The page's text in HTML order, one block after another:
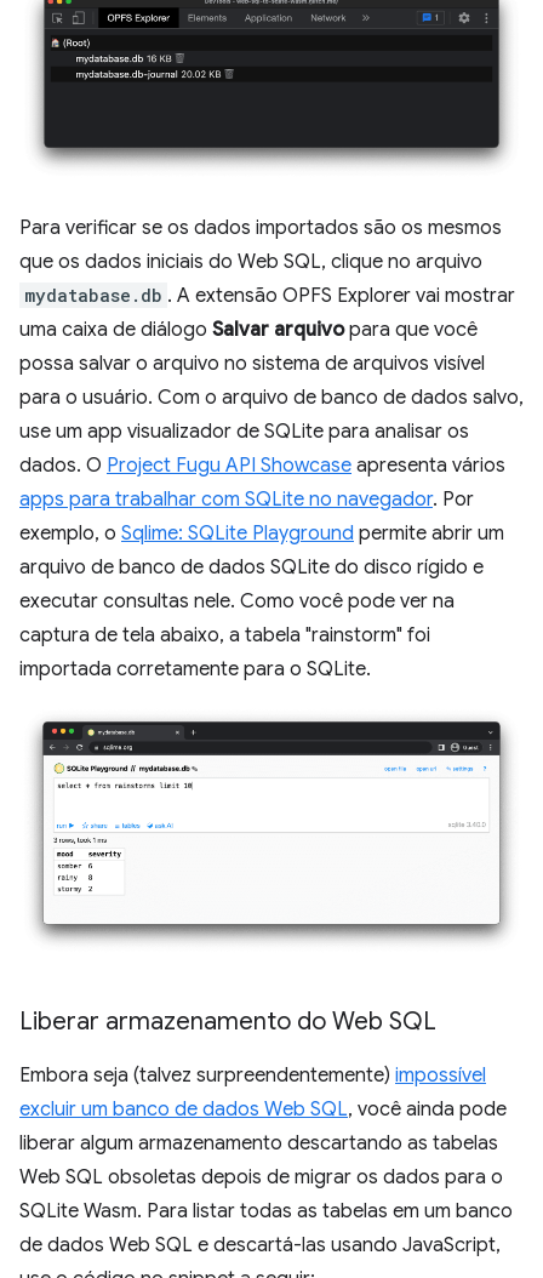
Para verificar se os dados importados são os mesmos
que os dados iniciais do Web SQL, clique no arquivo
mydatabase.db . A extensão OPFS Explorer vai mostrar
uma caixa de diálogo Salvar arquivopara que você
possa salvar o arquivo no sistema de arquivos visível
para o usuário. Com o arquivo de banco de dados salvo,
use um app visualizador de SQLite para analisar os
dados. O Project Fugu API Showcase apresenta vários
apps para trabalhar com SQLite no navegador. Por
exemplo, o Sqlime: SQLite Playground permite abrir um
arquivo de banco de dados SQLite do disco rígido e
executar consultas nele. Como você pode ver na
captura de tela abaixo, a tabela "rainstorm" foi
importada corretamente para o SQLite.
Liberar armazenamento do Web SQL
Embora seja (talvez surpreendentemente) impossível
excluir um banco de dados Web SQL, você ainda pode
liberar algum armazenamento descartando as tabelas
Web SQL obsoletas depois de migrar os dados para o
SQLite Wasm. Para listar todas as tabelas em um banco
de dados Web SQL e descartá-las usando JavaScript,